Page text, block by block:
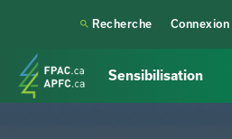
 Recherche
Sensibilisation